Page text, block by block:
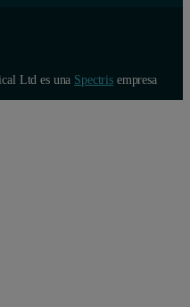
Ltd es una Spectrisempresa